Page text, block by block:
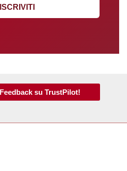
ISCRIVITI
su TrustPilot!